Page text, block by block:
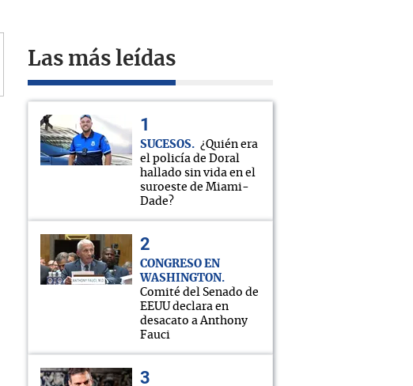
Las más leídas
SUCESOS
¿Quién era
el policía de Doral
hallado sin vida en el
suroeste de Miami-
Dade?
CONGRESO EN
WASHINGTON
Comité del Senado de
EEUU declara en
desacato a Anthony
Fauci